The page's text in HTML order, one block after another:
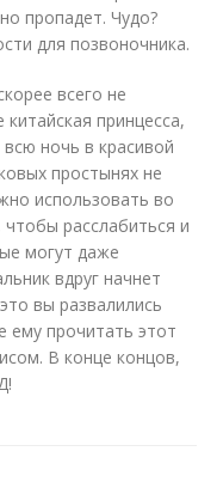
пропадет. Чудо?
для позвоночника.
всего не
принцесса,
ночь в красивой
простынях не
использовать во
расслабиться и
могут даже
вдруг начнет
вы развалились
ему прочитать этот
В конце концов,